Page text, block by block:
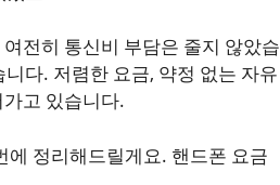
전히 통신비 부담은 줄지 않았습
니다. 저렴한 요금, 약정 없는 자유
고 있습니다.
에 정리해드릴게요. 핸드폰 요금